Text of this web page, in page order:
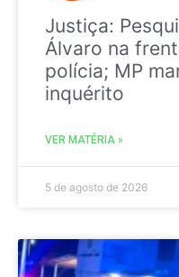
Justiça:
Álvaro na
polícia; MP
inquérito
VER MATÉRIA »
5 de agosto de 2026